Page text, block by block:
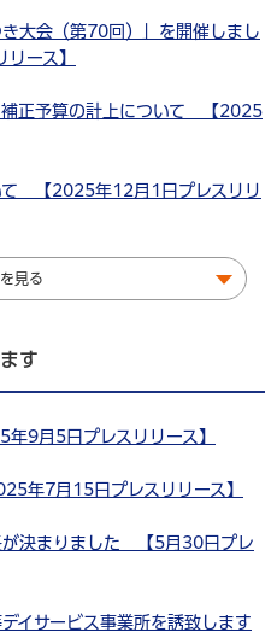
大会（第70回）」を開催しまし
ース】
正予算の計上について 【2025
て 【2025年12月1日プレスリリ
見る
す
9月5日プレスリリース】
年7月15日プレスリリース】
決まりました 【5月30日プレ
イサービス事業所を誘致します